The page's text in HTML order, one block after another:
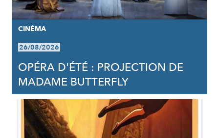
CINÉMA
26/08/2026
OPÉRA D'ÉTÉ : PROJECTION DE
MADAME BUTTERFLY